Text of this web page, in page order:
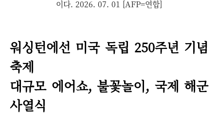
이다. 2026. 07. 01 [AFP=연합]
워싱턴에선 미국 독립 250주년 기념
축제
대규모 에어쇼, 불꽃놀이, 국제 해군
사열식